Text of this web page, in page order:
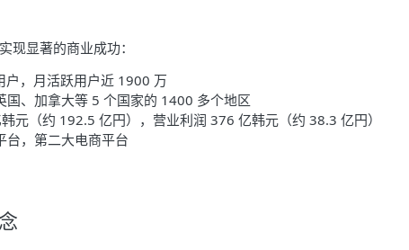
显著的商业成功：
户，月活跃用户近 1900 万
国、加拿大等 5 个国家的 1400 多个地区
元（约 192.5 亿円），营业利润 376 亿韩元（约 38.3 亿円）
台，第二大电商平台